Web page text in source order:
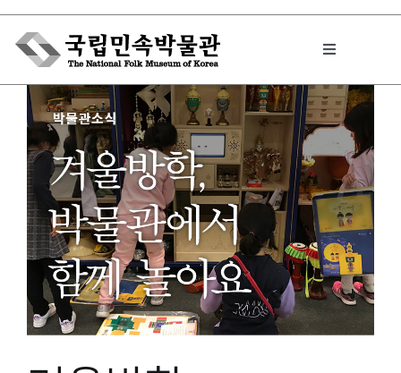
Skip
content
Toggle
박물관에서는
민속이야기
민속 인사이드
원문보기 PDF